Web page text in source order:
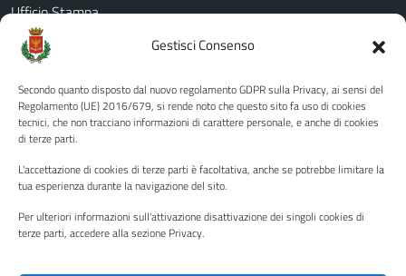
Gestisci Consenso
Secondo quanto disposto dal nuovo regolamento GDPR sulla Privacy, ai sensi del
Regolamento (UE) 2016/679, si rende noto che questo sito fa uso di cookies
tecnici, che non tracciano informazioni di carattere personale, e anche di cookies
di terze parti.
L'accettazione di cookies di terze parti è facoltativa, anche se potrebbe limitare la
tua esperienza durante la navigazione del sito.
Per ulteriori informazioni sull'attivazione disattivazione dei singoli cookies di
terze parti, accedere alla sezione Privacy.
Ufficio Stampa
Amministrazione Trasparente
Albo pretorio
Informativa privacy
Note legali
Piano di miglioramento del sito